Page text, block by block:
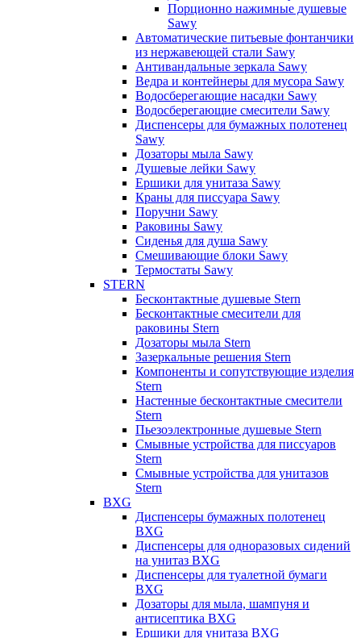
Порционно нажимные душевые
Sawy
Автоматические питьевые фонтанчики
из нержавеющей стали Sawy
Антивандальные зеркала Sawy
Ведра и контейнеры для мусора Sawy
Водосберегающие насадки Sawy
Водосберегающие смесители Sawy
Диспенсеры для бумажных полотенец
Sawy
Дозаторы мыла Sawy
Душевые лейки Sawy
Ершики для унитаза Sawy
Краны для писсуара Sawy
Поручни Sawy
Раковины Sawy
Сиденья для душа Sawy
Смешивающие блоки Sawy
Термостаты Sawy
STERN
Бесконтактные душевые Stern
Бесконтактные смесители для
раковины Stern
Дозаторы мыла Stern
Зазеркальные решения Stern
Компоненты и сопутствующие изделия
Stern
Настенные бесконтактные смесители
Stern
Пьезоэлектронные душевые Stern
Смывные устройства для писсуаров
Stern
Смывные устройства для унитазов
Stern
BXG
Диспенсеры бумажных полотенец
BXG
Диспенсеры для одноразовых сидений
на унитаз BXG
Диспенсеры для туалетной бумаги
BXG
Дозаторы для мыла, шампуня и
антисептика BXG
Ершики для унитаза BXG